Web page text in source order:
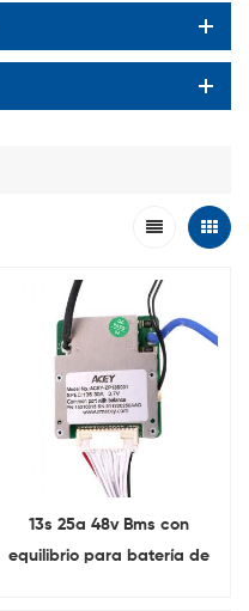
13s 25a 48v Bms con
equilibrio para batería de